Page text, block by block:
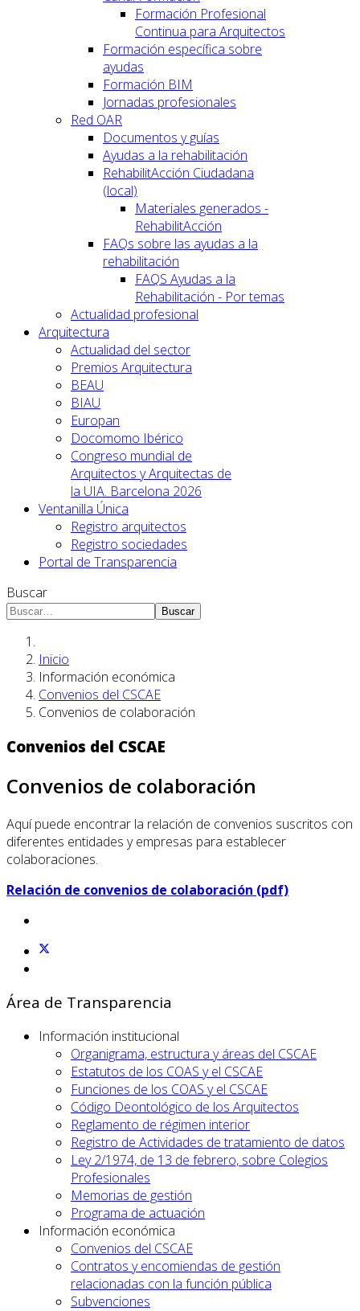
Formación Profesional
Continua para Arquitectos
Formación específica sobre
ayudas
Formación BIM
Jornadas profesionales
Red OAR
Documentos y guías
Ayudas a la rehabilitación
RehabilitAcción Ciudadana
(local)
Materiales generados -
RehabilitAcción
FAQs sobre las ayudas a la
rehabilitación
FAQS Ayudas a la
Rehabilitación - Por temas
Actualidad profesional
Arquitectura
Actualidad del sector
Premios Arquitectura
BEAU
BIAU
Europan
Docomomo Ibérico
Congreso mundial de
Arquitectos y Arquitectas de
la UIA. Barcelona 2026
Ventanilla Única
Registro arquitectos
Registro sociedades
Portal de Transparencia
Buscar
Buscar
Inicio
Información económica
Convenios del CSCAE
Convenios de colaboración
Convenios del CSCAE
Convenios de colaboración
Aquí puede encontrar la relación de convenios suscritos con
diferentes entidades y empresas para establecer
colaboraciones.
Relación de convenios de colaboración (pdf)
Área de Transparencia
Información institucional
Organigrama, estructura y áreas del CSCAE
Estatutos de los COAS y el CSCAE
Funciones de los COAS y el CSCAE
Código Deontológico de los Arquitectos
Reglamento de régimen interior
Registro de Actividades de tratamiento de datos
Ley 2/1974, de 13 de febrero, sobre Colegios
Profesionales
Memorias de gestión
Programa de actuación
Información económica
Convenios del CSCAE
Contratos y encomiendas de gestión
relacionadas con la función pública
Subvenciones